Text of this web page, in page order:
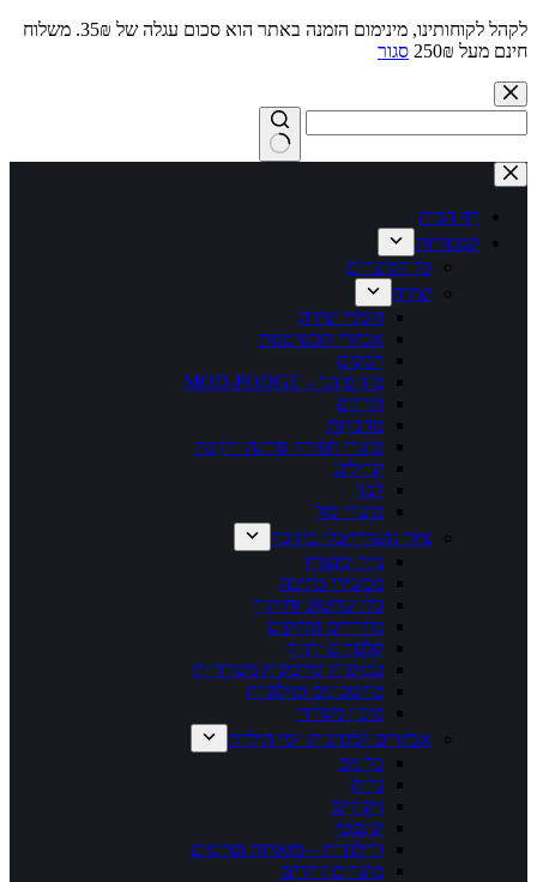
לקהל לקוחותינו, מינימום הזמנה באתר הוא סכום עגלה של 35₪. משלוח
חינם מעל 250₪
סגור
Skip
to
content
No
results
דף הבית
קטגוריות
כל המוצרים
יצירה
חומרי יצירה
אביזרי תכשיטנות
דבקים
מוד פודג' – MOD-PODGE
חרוזים
מדבקות
מוצרי תפירה סריגה ורקמה
קווילינג
לבד
מוצרי סול
ציוד משרדי/כלי כתיבה
נייר ומוצריו
מכשירי כתיבה
כלי שרטוט וחיתוך
מחדדים ומחקים
קלסרים ותיוק
עטיפות ומדבקות משרדיות
מחשבונים ומילוניות
מיכון משרדי
אביזרים למסיבות וימי הולדת
בלונים
נרות
זיקוקים
קונפטי
גרילנדות – מוארות וסרטים
מוצרים זוהרים